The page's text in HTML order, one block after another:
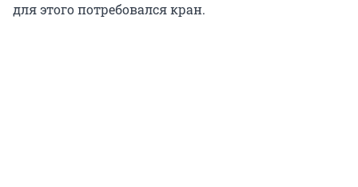
для этого потребовался кран.